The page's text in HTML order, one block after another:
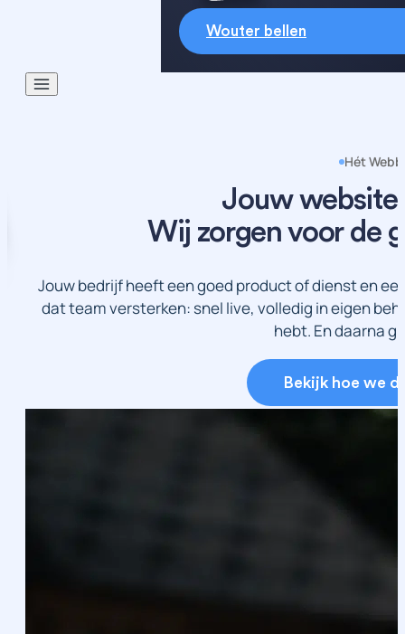
Wouter bellen
Hét
Jouw website
Wij zorgen voor de
Jouw bedrijf heeft een goed product of dienst en
dat team versterken: snel live, volledig in eigen
hebt. En daarna
Bekijk hoe we